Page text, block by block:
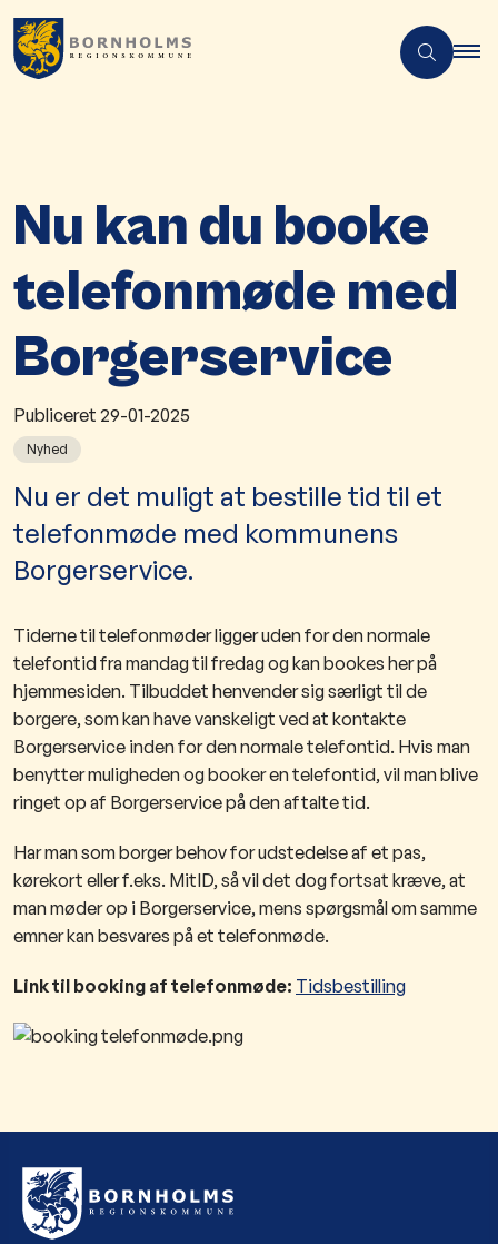
Nu kan du booke
telefonmøde med
Borgerservice
Publiceret 29-01-2025
Nyhed
Nu er det muligt at bestille tid til et
telefonmøde med kommunens
Borgerservice.
Tiderne til telefonmøder ligger uden for den normale
telefontid fra mandag til fredag og kan bookes her på
hjemmesiden. Tilbuddet henvender sig særligt til de
borgere, som kan have vanskeligt ved at kontakte
Borgerservice inden for den normale telefontid. Hvis man
benytter muligheden og booker en telefontid, vil man blive
ringet op af Borgerservice på den aftalte tid.
Har man som borger behov for udstedelse af et pas,
kørekort eller f.eks. MitID, så vil det dog fortsat kræve, at
man møder op i Borgerservice, mens spørgsmål om samme
emner kan besvares på et telefonmøde.
Link til booking af telefonmøde: Tidsbestilling